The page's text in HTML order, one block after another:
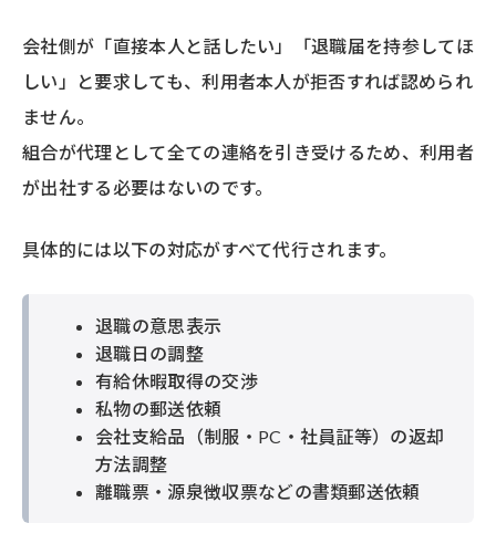
会社側が「直接本人と話したい」「退職届を持参してほ
しい」と要求しても、利用者本人が拒否すれば認められ
ません。
組合が代理として全ての連絡を引き受けるため、利用者
が出社する必要はないのです。
具体的には以下の対応がすべて代行されます。
退職の意思表示
退職日の調整
有給休暇取得の交渉
私物の郵送依頼
会社支給品（制服・PC・社員証等）の返却
方法調整
離職票・源泉徴収票などの書類郵送依頼